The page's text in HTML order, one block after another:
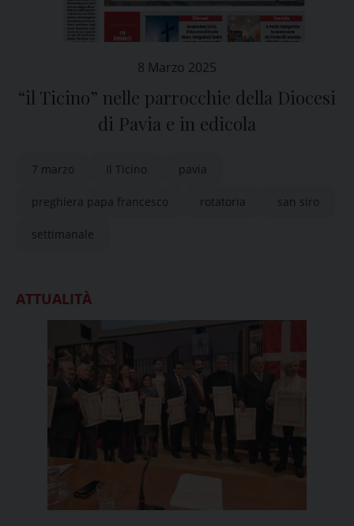
8 Marzo 2025
“il Ticino” nelle parrocchie della Diocesi
di Pavia e in edicola
7 marzo Il Ticino pavia
preghiera papa francesco rotatoria san siro
settimanale
ATTUALITÀ